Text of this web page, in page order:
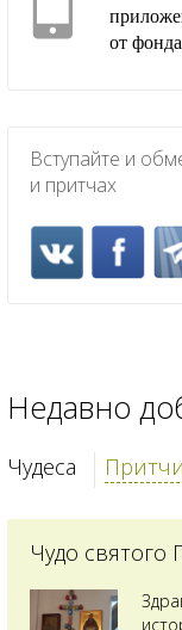
от
Вступайте и
и притчах
Недавно
Чудеса Притчи